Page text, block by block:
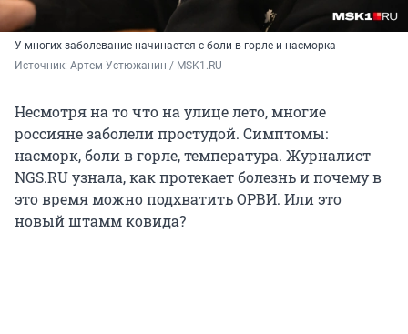
У многих заболевание начинается с боли в горле и насморка
Источник: Артем Устюжанин / MSK1.RU
Несмотря на то что на улице лето, многие
россияне заболели простудой. Симптомы:
насморк, боли в горле, температура. Журналист
NGS.RU узнала, как протекает болезнь и почему в
это время можно подхватить ОРВИ. Или это
новый штамм ковида?